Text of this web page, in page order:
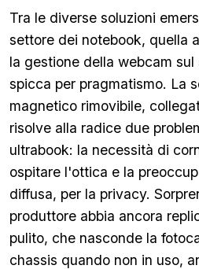
Tra le diverse soluzioni
settore dei notebook, quella
la gestione della webcam sul
spicca per pragmatismo. La
magnetico rimovibile,
risolve alla radice due
ultrabook: la necessità di
ospitare l'ottica e la
diffusa, per la privacy.
produttore abbia ancora
pulito, che nasconde la
chassis quando non in uso,